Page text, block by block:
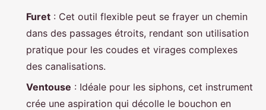
Furet : Cet outil flexible peut se frayer un chemin
dans des passages étroits, rendant son utilisation
pratique pour les coudes et virages complexes
des canalisations.
Ventouse : Idéale pour les siphons, cet instrument
crée une aspiration qui décolle le bouchon en